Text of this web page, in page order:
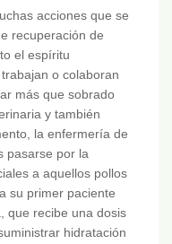
acciones que se
recuperación de
el espíritu
o colaboran
más que sobrado
y también
la enfermería de
pasarse por la
a aquellos pollos
su primer paciente
que recibe una dosis
hidratación